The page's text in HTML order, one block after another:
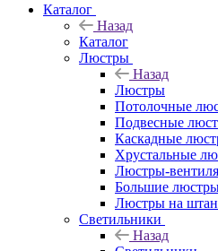
Каталог
Назад
Каталог
Люстры
Назад
Люстры
Потолочные
Подвесные
Каскадные
Хрустальные
Люстры-
Большие
Люстры на
Светильники
Назад